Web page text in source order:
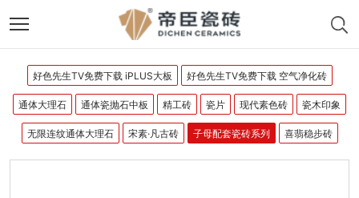
好色先生TV免费下载 iPLUS大板 好色先生TV免费下载 空气净化砖
通体大理石 通体瓷抛石中板 精工砖 瓷片 现代素色砖 瓷木印象
无限连纹通体大理石 宋素·凡古砖 子母配套瓷砖系列 喜翡稳步砖